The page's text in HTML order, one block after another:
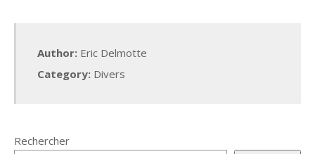
Author: Eric Delmotte
Category: Divers
Rechercher